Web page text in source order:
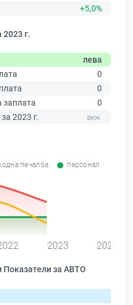
+5,0%
2023 г.
лева
0
0
заплата
0
2023 г.
печалба персонал
2023 2024
Показатели за АВТО